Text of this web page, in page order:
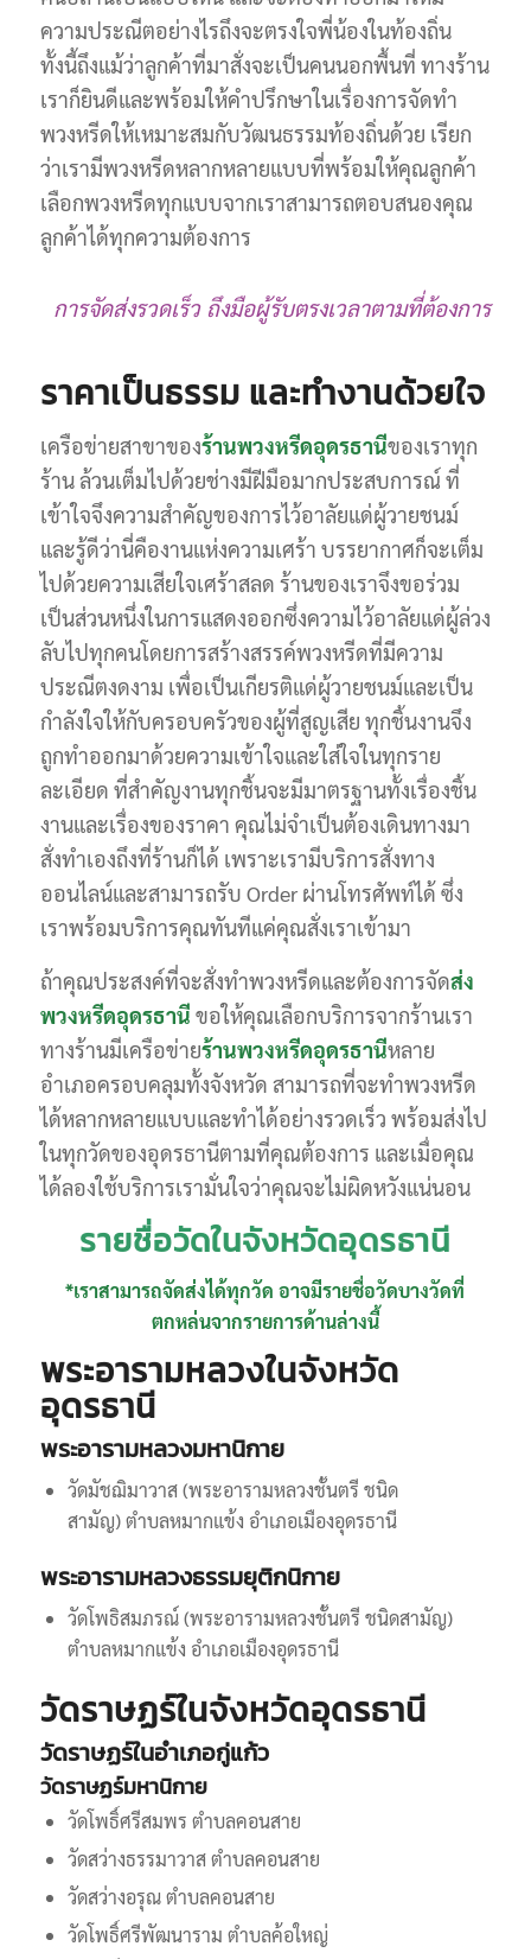
ความประณีตอย่างไรถึงจะตรงใจพี่น้องในท้องถิ่น
ทั้งนี้ถึงแม้ว่าลูกค้าที่มาสั่งจะเป็นคนนอกพื้นที่ ทางร้าน
เราก็ยินดีและพร้อมให้คำปรึกษาในเรื่องการจัดทำ
พวงหรีดให้เหมาะสมกับวัฒนธรรมท้องถิ่นด้วย เรียก
ว่าเรามีพวงหรีดหลากหลายแบบที่พร้อมให้คุณลูกค้า
เลือกพวงหรีดทุกแบบจากเราสามารถตอบสนองคุณ
ลูกค้าได้ทุกความต้องการ
การจัดส่งรวดเร็ว ถึงมือผู้รับตรงเวลาตามที่ต้องการ
ราคาเป็นธรรม และทำงานด้วยใจ
เครือข่ายสาขาของร้านพวงหรีดอุดรธานีของเราทุก
ร้าน ล้วนเต็มไปด้วยช่างมีฝีมือมากประสบการณ์ ที่
เข้าใจจึงความสำคัญของการไว้อาลัยแด่ผู้วายชนม์
และรู้ดีว่านี่คืองานแห่งความเศร้า บรรยากาศก็จะเต็ม
ไปด้วยความเสียใจเศร้าสลด ร้านของเราจึงขอร่วม
เป็นส่วนหนึ่งในการแสดงออกซึ่งความไว้อาลัยแด่ผู้ล่วง
ลับไปทุกคนโดยการสร้างสรรค์พวงหรีดที่มีความ
ประณีตงดงาม เพื่อเป็นเกียรติแด่ผู้วายชนม์และเป็น
กำลังใจให้กับครอบครัวของผู้ที่สูญเสีย ทุกชิ้นงานจึง
ถูกทำออกมาด้วยความเข้าใจและใส่ใจในทุกราย
ละเอียด ที่สำคัญงานทุกชิ้นจะมีมาตรฐานทั้งเรื่องชิ้น
งานและเรื่องของราคา คุณไม่จำเป็นต้องเดินทางมา
สั่งทำเองถึงที่ร้านก็ได้ เพราะเรามีบริการสั่งทาง
ออนไลน์และสามารถรับ Order ผ่านโทรศัพท์ได้ ซึ่ง
เราพร้อมบริการคุณทันทีแค่คุณสั่งเราเข้ามา
ถ้าคุณประสงค์ที่จะสั่งทำพวงหรีดและต้องการจัดส่ง
พวงหรีดอุดรธานี ขอให้คุณเลือกบริการจากร้านเรา
ทางร้านมีเครือข่ายร้านพวงหรีดอุดรธานีหลาย
อำเภอครอบคลุมทั้งจังหวัด สามารถที่จะทำพวงหรีด
ได้หลากหลายแบบและทำได้อย่างรวดเร็ว พร้อมส่งไป
ในทุกวัดของอุดรธานีตามที่คุณต้องการ และเมื่อคุณ
ได้ลองใช้บริการเรามั่นใจว่าคุณจะไม่ผิดหวังแน่นอน
รายชื่อวัดในจังหวัดอุดรธานี
*เราสามารถจัดส่งได้ทุกวัด อาจมีรายชื่อวัดบางวัดที่
ตกหล่นจากรายการด้านล่างนี้
พระอารามหลวงในจังหวัด
อุดรธานี
พระอารามหลวงมหานิกาย
วัดมัชฌิมาวาส (พระอารามหลวงชั้นตรี ชนิด
สามัญ) ตำบลหมากแข้ง อำเภอเมืองอุดรธานี
พระอารามหลวงธรรมยุติกนิกาย
วัดโพธิสมภรณ์ (พระอารามหลวงชั้นตรี ชนิดสามัญ)
ตำบลหมากแข้ง อำเภอเมืองอุดรธานี
วัดราษฏร์ในจังหวัดอุดรธานี
วัดราษฏร์ในอำเภอกู่แก้ว
วัดราษฏร์มหานิกาย
วัดโพธิ์ศรีสมพร ตำบลคอนสาย
วัดสว่างธรรมาวาส ตำบลคอนสาย
วัดสว่างอรุณ ตำบลคอนสาย
วัดโพธิ์ศรีพัฒนาราม ตำบลค้อใหญ่